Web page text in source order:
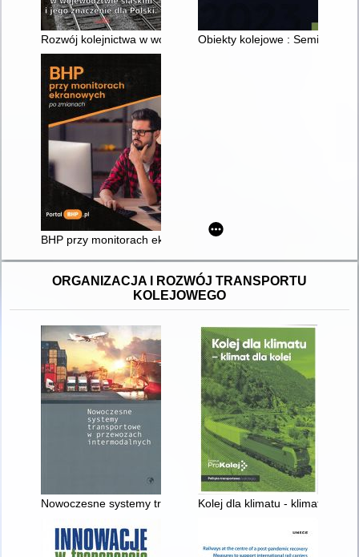
Rozwój kolejnictwa w województwie śląskim i jego znaczenie
Obiekty kolejowe : Seminarium
BHP przy monitorach ekranowych po zmianach
ORGANIZACJA I ROZWÓJ TRANSPORTU
KOLEJOWEGO
Nowoczesne systemy transportowe w przewozach
Kolej dla klimatu - klimat dla